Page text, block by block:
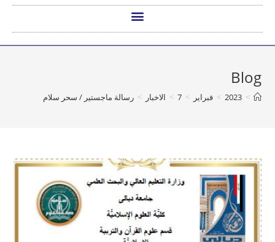
Blog
>
2023
> فبراير >
7
> الاخبار > رسالة ماجستير / سحر سلام